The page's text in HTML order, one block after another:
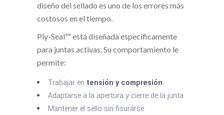
diseño del sellado es uno de los errores más
costosos en el tiempo.
Ply-Seal™ está diseñada específicamente
para juntas activas. Su comportamiento le
permite:
Trabajar en tensión y compresión
Adaptarse a la apertura y cierre de la junta
Mantener el sello sin fisurarse